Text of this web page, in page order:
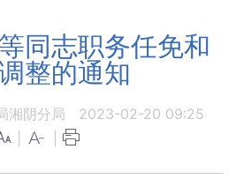
同志职务任免和
整的通知
湘阴分局
2023-02-20 09:25